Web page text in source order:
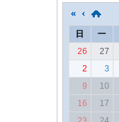
日 一
26
27
2
3
9
10
16
17